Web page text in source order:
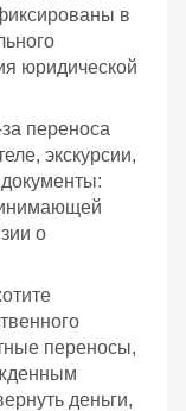
в
юридической
переноса
экскурсии,
о
переносы,
деньги,